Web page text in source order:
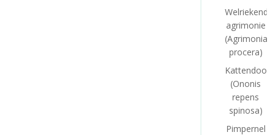
Welriekende
agrimonie
(Agrimonia
procera)
(Ononis
repens
spinosa)
Pimpernel